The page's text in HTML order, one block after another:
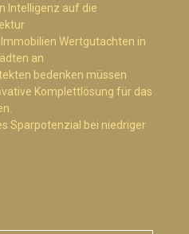
Intelligenz auf die
Wertgutachten in
an
bedenken müssen
Komplettlösung für das
Sparpotenzial bei niedriger